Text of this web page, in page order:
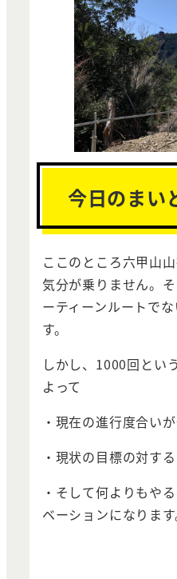
今日のまい
ここのところ六甲山
気分が乗りません。
ーティーンルートで
す。
しかし、1000回とい
よって
・現在の進行度合い
・現状の目標の対す
・そして何よりもや
ベーションになります